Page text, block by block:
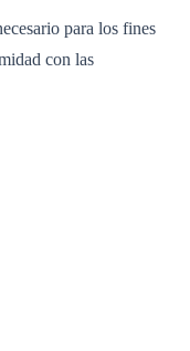
para los fines
con las